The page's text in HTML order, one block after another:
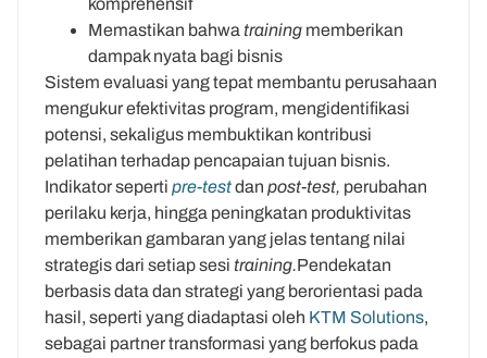
komprehensif
Memastikan bahwa training memberikan
dampak nyata bagi bisnis
Sistem evaluasi yang tepat membantu perusahaan
mengukur efektivitas program, mengidentifikasi
potensi, sekaligus membuktikan kontribusi
pelatihan terhadap pencapaian tujuan bisnis.
Indikator seperti pre-testdan post-test, perubahan
perilaku kerja, hingga peningkatan produktivitas
memberikan gambaran yang jelas tentang nilai
strategis dari setiap sesi training.Pendekatan
berbasis data dan strategi yang berorientasi pada
hasil, seperti yang diadaptasi oleh KTM Solutions,
sebagai partner transformasi yang berfokus pada